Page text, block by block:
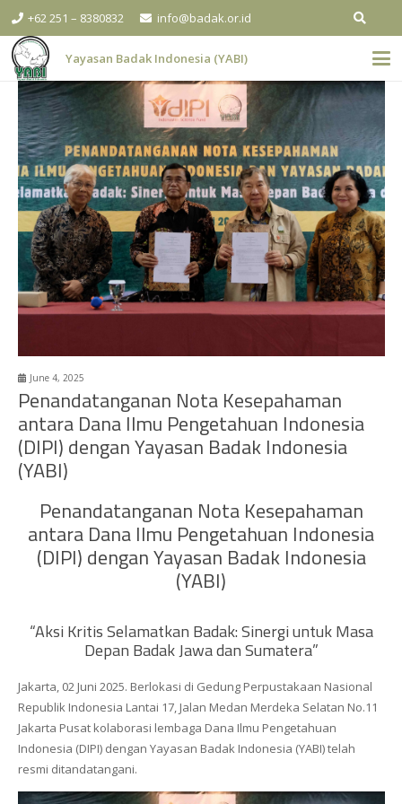
+62 251 – 8380832 info@badak.or.id
Yayasan Badak Indonesia (YABI)
June 4, 2025
Penandatanganan Nota Kesepahaman
antara Dana Ilmu Pengetahuan Indonesia
(DIPI) dengan Yayasan Badak Indonesia
(YABI)
Penandatanganan Nota Kesepahaman
antara Dana Ilmu Pengetahuan Indonesia
(DIPI) dengan Yayasan Badak Indonesia
(YABI)
“Aksi Kritis Selamatkan Badak: Sinergi untuk Masa
Depan Badak Jawa dan Sumatera”
Jakarta, 02 Juni 2025. Berlokasi di Gedung Perpustakaan Nasional
Republik Indonesia Lantai 17, Jalan Medan Merdeka Selatan No.11
Jakarta Pusat kolaborasi lembaga Dana Ilmu Pengetahuan
Indonesia (DIPI) dengan Yayasan Badak Indonesia (YABI) telah
resmi ditandatangani.